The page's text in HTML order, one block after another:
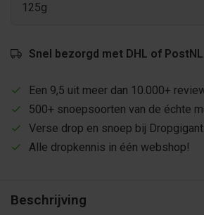
125g
Snel bezorgd met DHL of
Een 9,5 uit meer dan 10.000+
500+ snoepsoorten van de échte
Verse drop en snoep bij
Alle dropkennis in één webshop!
Beschrijving